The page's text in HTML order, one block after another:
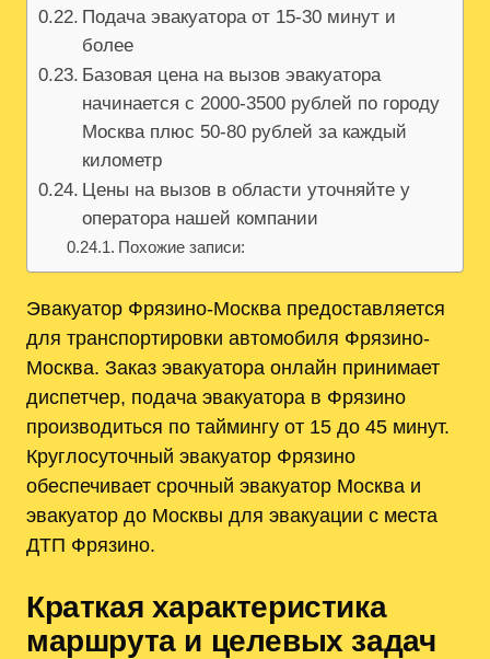
Подача эвакуатора от 15-30 минут и
более
Базовая цена на вызов эвакуатора
начинается с 2000-3500 рублей по городу
Москва плюс 50-80 рублей за каждый
километр
Цены на вызов в области уточняйте у
оператора нашей компании
Похожие записи:
Эвакуатор Фрязино-Москва предоставляется
для транспортировки автомобиля Фрязино-
Москва. Заказ эвакуатора онлайн принимает
диспетчер, подача эвакуатора в Фрязино
производиться по таймингу от 15 до 45 минут.
Круглосуточный эвакуатор Фрязино
обеспечивает срочный эвакуатор Москва и
эвакуатор до Москвы для эвакуации с места
ДТП Фрязино.
Краткая характеристика
маршрута и целевых задач